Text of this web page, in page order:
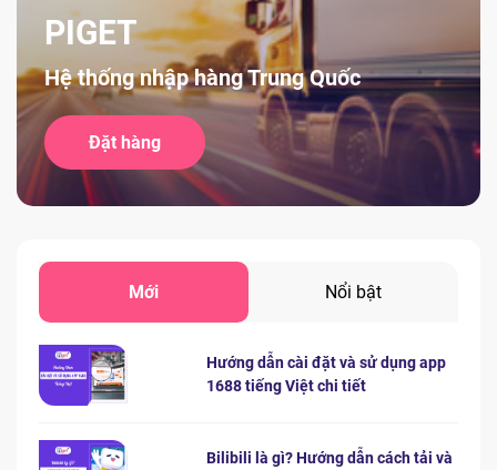
PIGET
Hệ thống nhập hàng Trung Quốc
Đặt hàng
Mới Nổi bật
Hướng dẫn cài đặt và sử dụng app
1688 tiếng Việt chi tiết
Bilibili là gì? Hướng dẫn cách tải và